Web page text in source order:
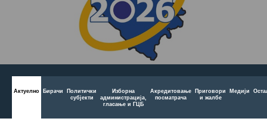
Актуелно Бирачи
Политички
субјекти
Изборна
администрација,
гласање и ГЦБ
Aкредитовање
посматрача
Приговори
и жалбе
Медији